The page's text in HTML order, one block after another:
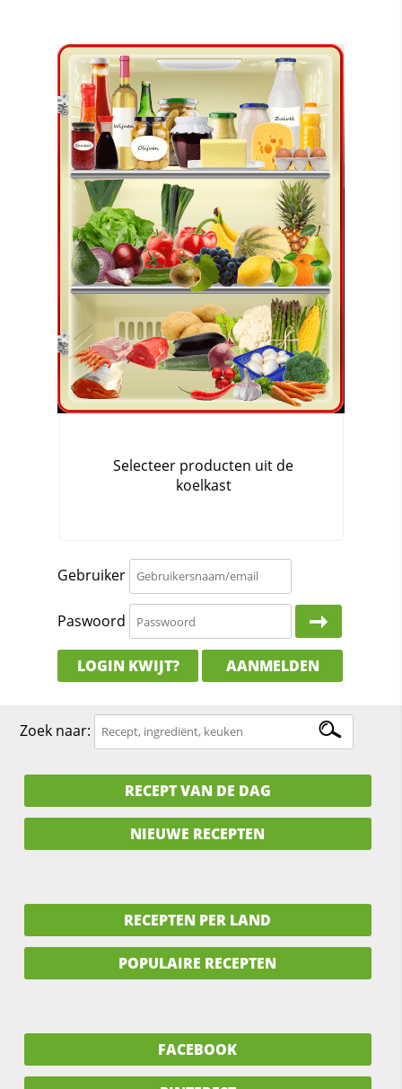
Gebruiker
Paswoord
LOGIN KWIJT? AANMELDEN
Zoek naar:
RECEPT VAN DE DAG
NIEUWE RECEPTEN
RECEPTEN PER LAND
POPULAIRE RECEPTEN
FACEBOOK